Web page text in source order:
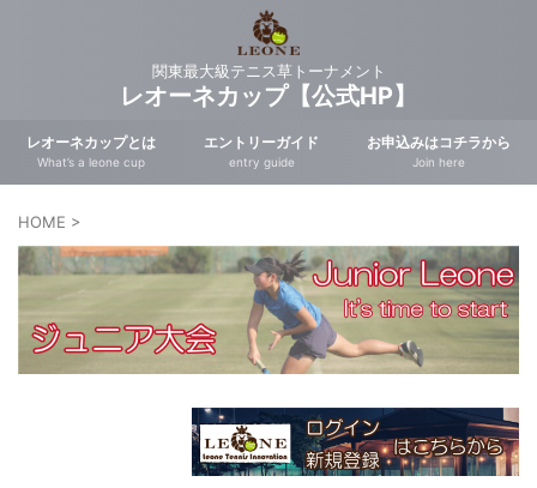
関東最大級テニス草トーナメント
レオーネカップ【公式HP】
レオーネカップとは
What’s a leone cup
エントリーガイド
entry guide
お申込みはコチラから
Join here
HOME >